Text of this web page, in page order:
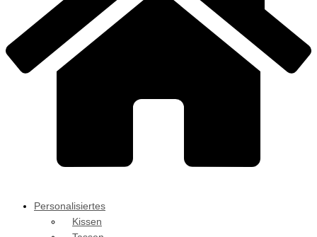
Personalisiertes
Kissen